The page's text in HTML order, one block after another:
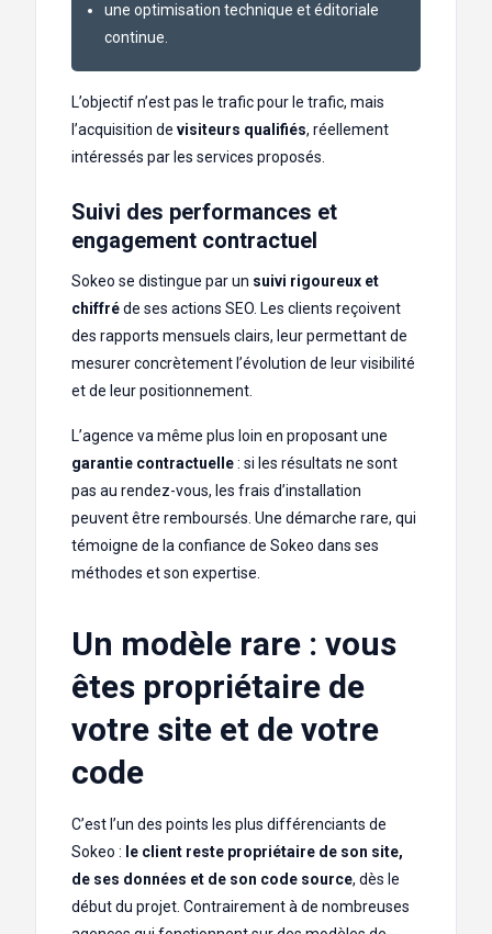
une optimisation technique et éditoriale
continue.
L’objectif n’est pas le trafic pour le trafic, mais
l’acquisition de visiteurs qualifiés, réellement
intéressés par les services proposés.
Suivi des performances et
engagement contractuel
Sokeo se distingue par un suivi rigoureux et
chiffréde ses actions SEO. Les clients reçoivent
des rapports mensuels clairs, leur permettant de
mesurer concrètement l’évolution de leur visibilité
et de leur positionnement.
L’agence va même plus loin en proposant une
garantie contractuelle: si les résultats ne sont
pas au rendez-vous, les frais d’installation
peuvent être remboursés. Une démarche rare, qui
témoigne de la confiance de Sokeo dans ses
méthodes et son expertise.
Un modèle rare : vous
êtes propriétaire de
votre site et de votre
code
C’est l’un des points les plus différenciants de
Sokeo : le client reste propriétaire de son site,
de ses données et de son code source, dès le
début du projet. Contrairement à de nombreuses